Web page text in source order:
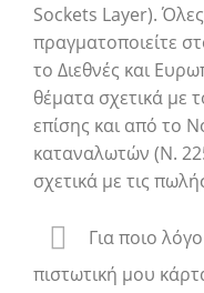
Sockets Layer).
πραγματοποιείτε
το Διεθνές και
θέματα σχετικά με
επίσης και από το
καταναλωτών (Ν.
σχετικά με τις
Για ποιο
πιστωτική μου